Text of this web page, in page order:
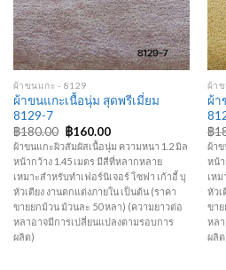
ผ้าขนแกะ - 8129
ผ้าขนแกะเนื้อนุ่ม สุดพรีเมี่ยม
8129-7
฿180.00 Original
price
was:
฿180.00.
฿160.00Current
price
is:
฿160.00.
ผ้าขนแกะผิวสัมผัสเนื้อนุ่ม ความหนา 1.2 มิล
หน้ากว้าง 1.45 เมตร มีสีที่หลากหลาย
เหมาะสำหรับทำเฟอร์นิเจอร์ โซฟา เก้าอี้ บุ
หัวเตียง งานตกแต่งภายใน เป็นต้น (ราคา
ขายยกม้วน ม้วนละ 50 หลา) (ความยาวต่อ
หลาอาจมีการเปลี่ยนแปลงตามรอบการ
ผลิต)
ผ้า
ผ้า
฿
ผ้า
หน้า
เห
หัวเ
ขาย
หล
ผลิต